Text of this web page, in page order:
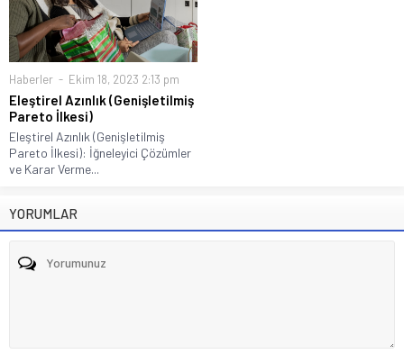
Haberler Ekim 18, 2023 2:13 pm
Eleştirel Azınlık (Genişletilmiş
Pareto İlkesi)
Eleştirel Azınlık (Genişletilmiş
Pareto İlkesi): İğneleyici Çözümler
ve Karar Verme...
YORUMLAR